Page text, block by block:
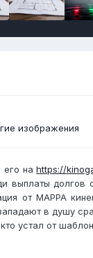
изображения
его наhttps://
долгов
от MAPPA
в душу
устал от